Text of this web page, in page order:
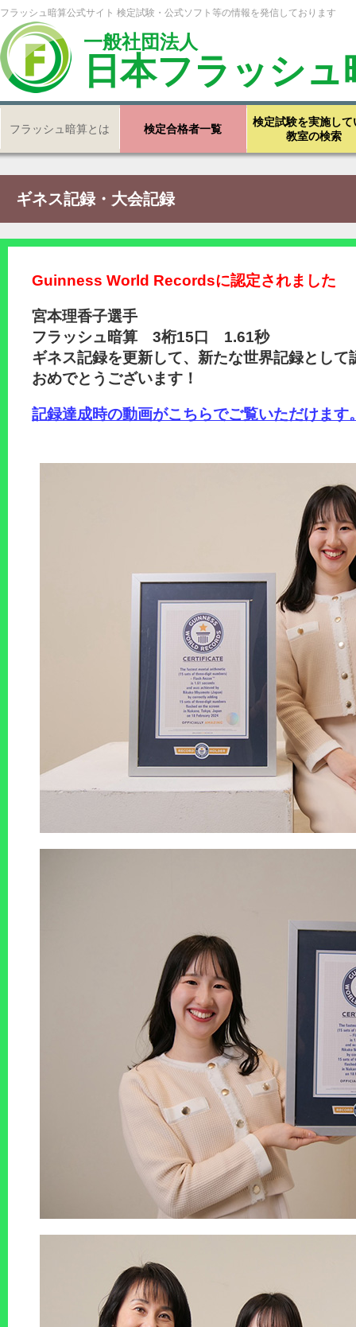
フラッシュ暗算公式サイト 検定試験・公式ソフト等の情報を発信しております
一般社団法人
日本フラッシ
フラッシュ暗算とは 検定合格者一覧
検定試験を実施して
教室の検索
ギネス記録・大会記録
Guinness World Recordsに認定されました
宮本理香子選手
フラッシュ暗算 3桁15口 1.61秒
ギネス記録を更新して、新たな世界記録として
おめでとうございます！
記録達成時の動画がこちらでご覧いただけます